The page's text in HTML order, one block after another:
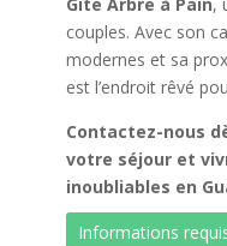
couples. Avec son
modernes et sa
est l’endroit rêvé
Contactez-nous
votre séjour et
inoubliables en
Informations